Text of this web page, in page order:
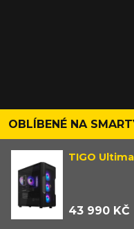
OBLÍBENÉ NA
TIGO
43 990 KČ